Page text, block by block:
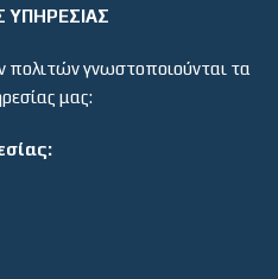
ΥΠΗΡΕΣΙΑΣ
πολιτών γνωστοποιούνται τα
μας: